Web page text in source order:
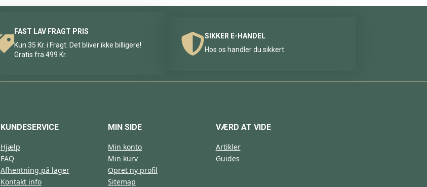
FAST LAV FRAGT PRIS
Kun 35 Kr. i Fragt. Det bliver ikke billigere!
Gratis fra 499 Kr.
SIKKER E-HANDEL
Hos os handler du sikkert.
KUNDESERVICE
Hjælp
FAQ
Afhentning på lager
Kontakt info
MIN SIDE
Min konto
Min kurv
Opret ny profil
Sitemap
VÆRD AT VIDE
Artikler
Guides